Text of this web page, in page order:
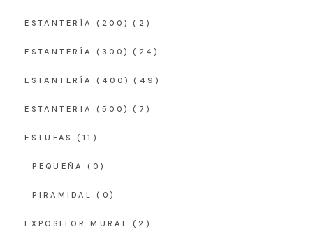
ESTANTERÍA (200) (2)
ESTANTERÍA (300) (24)
ESTANTERÍA (400) (49)
ESTANTERIA (500) (7)
ESTUFAS (11)
PEQUEÑA (0)
PIRAMIDAL (0)
EXPOSITOR MURAL (2)